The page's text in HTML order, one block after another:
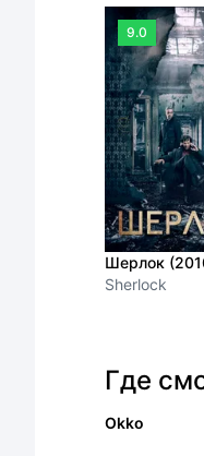
9.0
Шерлок
Sherlock
Где
Okko